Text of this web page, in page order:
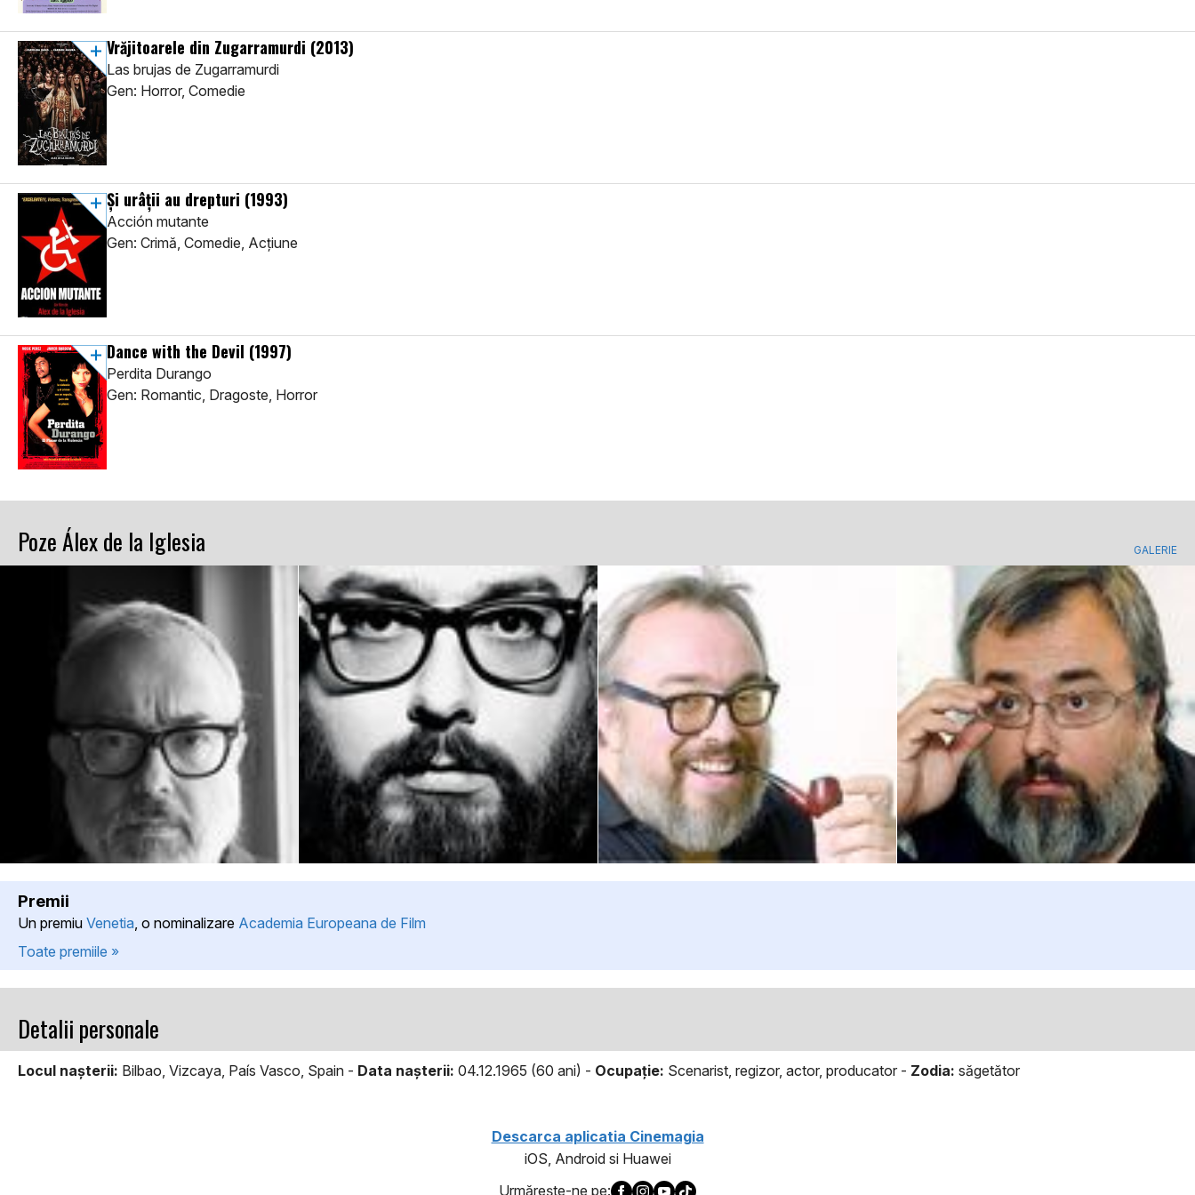
Vrăjitoarele din Zugarramurdi (2013)
Las brujas de Zugarramurdi
Gen: Horror, Comedie
Și urâții au drepturi (1993)
Acción mutante
Gen: Crimă, Comedie, Acţiune
Dance with the Devil (1997)
Perdita Durango
Gen: Romantic, Dragoste, Horror
Poze Álex de la Iglesia GALERIE
Premii
Un premiu Venetia, o nominalizare Academia Europeana de Film
Toate premiile »
Detalii personale
Locul naşterii: Bilbao, Vizcaya, País Vasco, Spain - Data naşterii: 04.12.1965 (60 ani) - Ocupaţie: Scenarist, regizor, actor, producator - Zodia: săgetător
Descarca aplicatia Cinemagia
iOS, Android si Huawei
Urmăreşte-ne pe: